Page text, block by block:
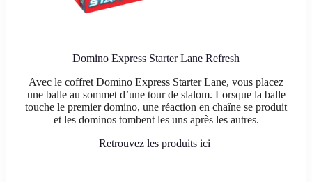
Domino Express Starter Lane Refresh
Avec le coffret Domino Express Starter Lane, vous placez
une balle au sommet d’une tour de slalom. Lorsque la balle
touche le premier domino, une réaction en chaîne se produit
et les dominos tombent les uns après les autres.
Retrouvez les produits ici